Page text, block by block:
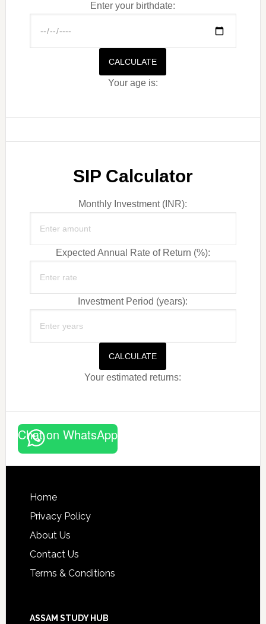
Enter your birthdate:
CALCULATE
Your age is:
SIP Calculator
Monthly Investment (INR):
Expected Annual Rate of Return (%):
Investment Period (years):
CALCULATE
Your estimated returns:
Chat on WhatsApp
Footer
Home
Privacy Policy
About Us
Contact Us
Terms & Conditions
ASSAM STUDY HUB